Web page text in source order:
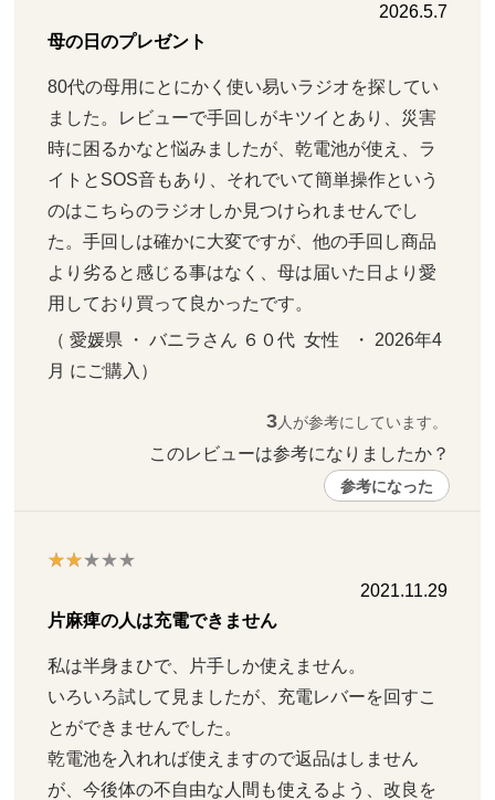
2026.5.7
母の日のプレゼント
80代の母用にとにかく使い易いラジオを探してい
ました。レビューで手回しがキツイとあり、災害
時に困るかなと悩みましたが、乾電池が使え、ラ
イトとSOS音もあり、それでいて簡単操作という
のはこちらのラジオしか見つけられませんでし
た。手回しは確かに大変ですが、他の手回し商品
より劣ると感じる事はなく、母は届いた日より愛
用しており買って良かったです。
（ 愛媛県 ・ バニラさん ６０代  女性   ・ 2026年4
月 にご購入）
3人が参考にしています。
このレビューは参考になりましたか？
参考になった
2021.11.29
片麻痺の人は充電できません
私は半身まひで、片手しか使えません。
いろいろ試して見ましたが、充電レバーを回すこ
とができませんでした。
乾電池を入れれば使えますので返品はしません
が、今後体の不自由な人間も使えるよう、改良を